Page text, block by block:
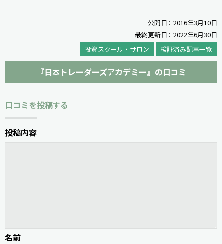
公開日：2016年3月10日
最終更新日：2022年6月30日
投資スクール・サロン
検証済み記事一覧
『日本トレーダーズアカデミー』の口コミ
口コミを投稿する
投稿内容
名前